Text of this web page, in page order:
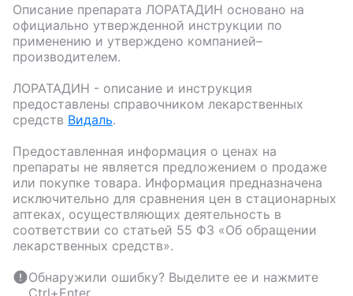
Описание препарата ЛОРАТАДИН основано на
официально утвержденной инструкции по
применению и утверждено компанией–
производителем.
ЛОРАТАДИН - описание и инструкция
предоставлены справочником лекарственных
средств Видаль.
Предоставленная информация о ценах на
препараты не является предложением о продаже
или покупке товара. Информация предназначена
исключительно для сравнения цен в стационарных
аптеках, осуществляющих деятельность в
соответствии со статьей 55 ФЗ «Об обращении
лекарственных средств».
Обнаружили ошибку? Выделите ее и нажмите
Ctrl+Enter.